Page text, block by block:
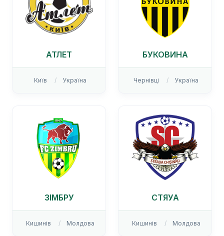
АТЛЕТ
Київ Україна
БУКОВИНА
Чернівці Україна
ЗІМБРУ
Кишинів Молдова
СТЯУА
Кишинів Молдова